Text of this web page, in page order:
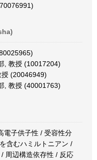
, 教授 (10017204)
(20046949)
, 教授 (40001763)
電子供子性 / 受容性分
含むハミルトニアン /
周辺構造依存性 / 反応